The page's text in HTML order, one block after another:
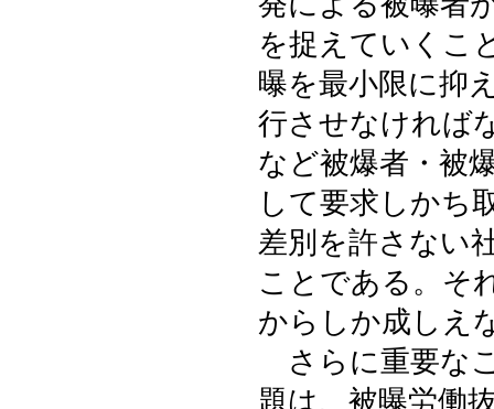
を捉えていくこ
曝を最小限に抑
行させなければ
など被爆者・被
して要求しかち
差別を許さない
ことである。そ
からしか成しえ
さらに重要な
題は、被曝労働